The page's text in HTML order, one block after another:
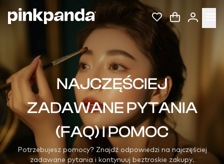
NAJCZĘŚCIEJ
ZADAWANE PYTANIA
(FAQ) I POMOC
Potrzebujesz pomocy? Znajdź odpowiedzi na najczęściej
zadawane pytania i kontynuuj beztroskie zakupy.